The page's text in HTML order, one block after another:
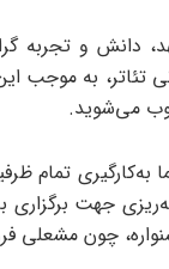
دانش و تجربه
تئاتر، به موجب
می‌شوید.
تمام
جهت
چون مشعلی